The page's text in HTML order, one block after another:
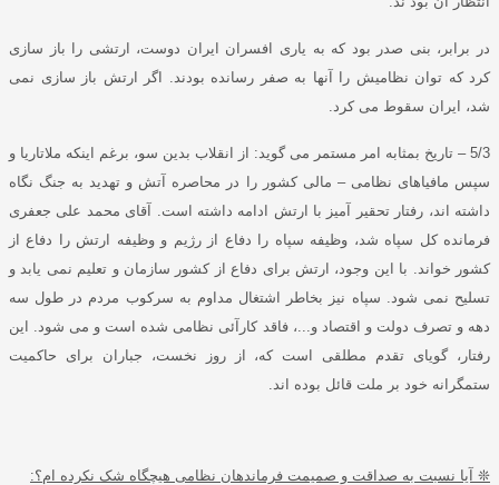
در برابر ، بنی صدر بود که به یاری افسران ایران دوست، ارتشی را باز سازی
کرد که توان نظامیش را آنها به صفر رسانده بودند
اگر ارتش باز سازی نمی
شد، ایران سقوط می کرد
5/3
– تاریخ بمثابه امر مستمر می گوید : از انقلاب بدین سو، برغم اینکه ملاتاریا و
سپس مافیاهای نظامی – مالی کشور را در محاصره آتش و تهدید به جنگ نگاه
داشته اند، رفتار تحقیر آمیز با ارتش ادامه داشته است
آقای محمد علی جعفری
فرمانده کل سپاه شد، وظیفه سپاه را دفاع از رژیم و وظیفه ارتش را دفاع از
کشور خواند
با این وجود، ارتش برای دفاع از کشور سازمان و تعلیم نمی یابد و
تسلیح نمی شود
سپاه نیز بخاطر اشتغال مداوم به سرکوب مردم در طول سه
دهه و تصرف دولت و اقتصاد و
، فاقد کارآئی نظامی شده است و می شود
این
رفتار، گویای تقدم مطلقی است که، از روز نخست، جباران برای حاکمیت
ستمگرانه خود بر ملت قائل بوده اند
❊ آیا نسبت به صداقت و صمیمت فرماندهان نظامی هیچگاه شک نکرده ام؟: